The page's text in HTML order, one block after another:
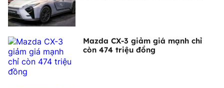
Mazda CX-3 giảm giá mạnh chỉ
còn 474 triệu đồng